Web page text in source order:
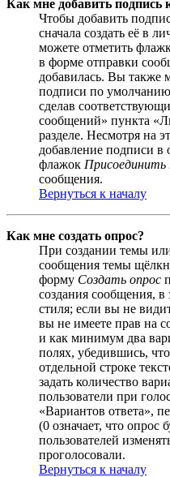
Как мне добавить подпись
Чтобы добавить
сначала создать её в
можете отметить
в форме отправки
добавилась. Вы также
подписи по
сделав
сообщений» пункта
разделе. Несмотря на
добавление подписи в
флажок Присоединить
сообщения.
Вернуться к началу
Как мне создать опрос?
При создании темы
сообщения темы
форму Создать опрос
создания сообщения, в
стиля; если вы не
вы не имеете прав на
и как минимум два
полях, убедившись,
отдельной строке
задать количество
пользователи при
«Вариантов ответа»,
(0 означает, что опрос
пользователей
проголосовали.
Вернуться к началу